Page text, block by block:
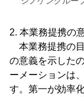
2. 本業務提携の
本業務提携の
の意義を示した
ーメーションは
す。第一が効率